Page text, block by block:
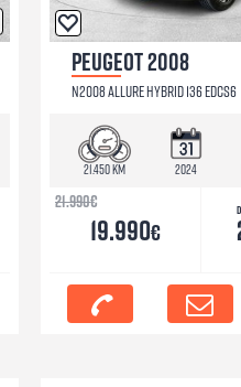
PEUGEOT 2008
N2008 ALLURE HYBRID 136 EDCS6
21.450 km 2024
21.990€
19.990€